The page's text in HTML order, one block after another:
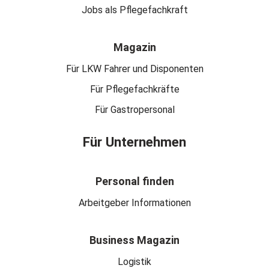
Jobs als Pflegefachkraft
Magazin
Für LKW Fahrer und Disponenten
Für Pflegefachkräfte
Für Gastropersonal
Für Unternehmen
Personal finden
Arbeitgeber Informationen
Business Magazin
Logistik